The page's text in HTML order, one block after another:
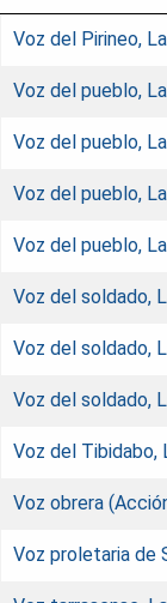
Voz del Pirineo, La
Voz del pueblo, La
Voz del pueblo, La
Voz del pueblo, La
Voz del pueblo, La
Voz del soldado,
Voz del soldado,
Voz del soldado,
Voz del Tibidabo,
Voz obrera
Voz proletaria de